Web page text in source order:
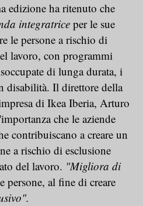
edizione ha ritenuto che
integratriceper le sue
le persone a rischio di
lavoro, con programmi
di lunga durata, i
disabilità. Il direttore della
di Ikea Iberia, Arturo
che le aziende
contribuiscano a creare un
a rischio di esclusione
del lavoro. "Migliora di
persone, al fine di creare